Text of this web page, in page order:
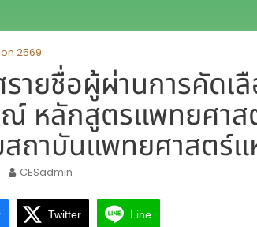
2569
รายชื่อผู้ผ่านการคัดเ
หลักสูตรแพทยศาส
ถาบันแพทยศาสตร์แ
CESadmin
Twitter Line